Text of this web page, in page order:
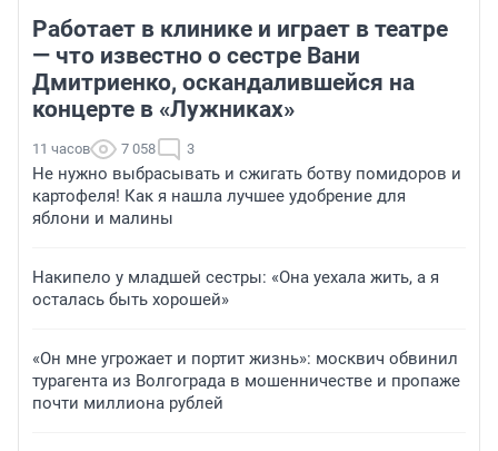
Работает в клинике и играет в театре
— что известно о сестре Вани
Дмитриенко, оскандалившейся на
концерте в «Лужниках»
11 часов 7 058 3
Не нужно выбрасывать и сжигать ботву помидоров и
картофеля! Как я нашла лучшее удобрение для
яблони и малины
Накипело у младшей сестры: «Она уехала жить, а я
осталась быть хорошей»
«Он мне угрожает и портит жизнь»: москвич обвинил
турагента из Волгограда в мошенничестве и пропаже
почти миллиона рублей